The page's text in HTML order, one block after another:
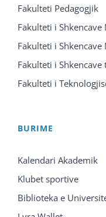
Fakulteti Pedagogjik
Fakulteti i
Fakulteti i Shkencave
Fakulteti i Shkencave
Fakulteti i
BURIME
Kalendari Akademik
Klubet sportive
Biblioteka e